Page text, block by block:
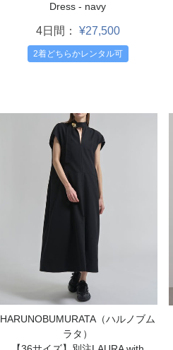
Dress - navy
4日間： ¥27,500
2着どちらかレンタル可
HARUNOBUMURATA（ハルノブム
ラタ）